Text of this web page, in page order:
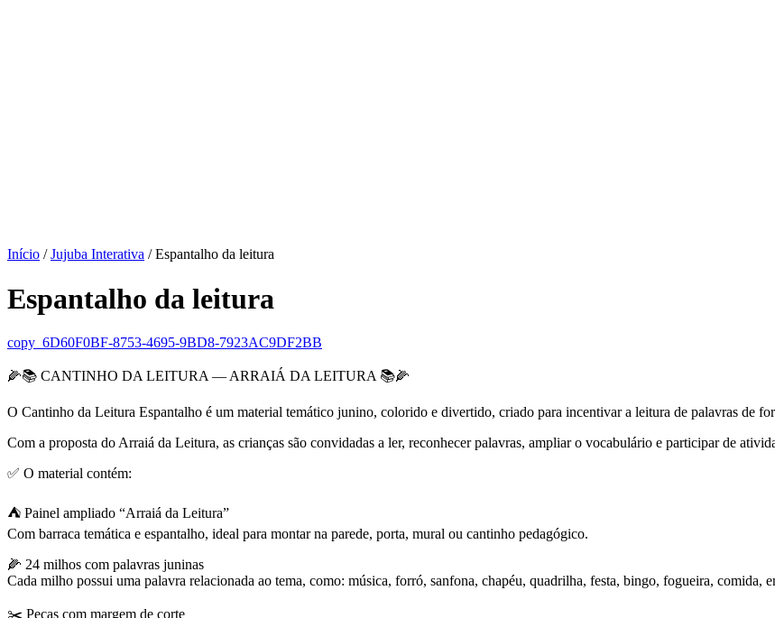
Início /Jujuba Interativa / Espantalho da leitura
Espantalho da leitura
copy_6D60F0BF-8753-4695-9BD8-7923AC9DF2BB
🌽📚 CANTINHO DA LEITURA — ARRAIÁ DA LEITURA 📚🌽
O Cantinho da Leitura Espantalho é um material temático junino, colorido e divertido, criado para incentivar a leitura de palavras de
Com a proposta do Arraiá da Leitura, as crianças são convidadas a ler, reconhecer palavras, ampliar o vocabulário e participar de
✅ O material contém:
⛺ Painel ampliado “Arraiá da Leitura”
Com barraca temática e espantalho, ideal para montar na parede, porta, mural ou cantinho pedagógico.
🌽 24 milhos com palavras juninas
Cada milho possui uma palavra relacionada ao tema, como: música, forró, sanfona, chapéu, quadrilha, festa, bingo, fogueira, comida,
✂️ Peças com margem de corte